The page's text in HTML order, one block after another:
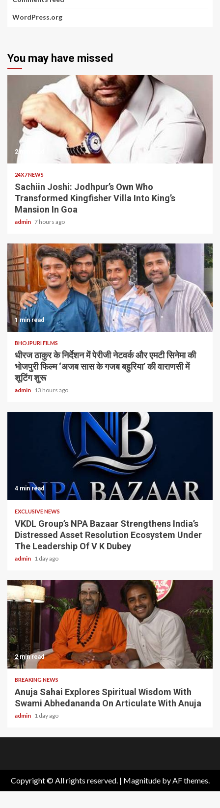
WordPress.org
You may have missed
2 min read
24X7 NEWS
Sachiin Joshi: Jodhpur’s Own Who
Transformed Kingfisher Villa Into King’s
Mansion In Goa
admin 7 hours ago
1 min read
BHOJPURI FILMS
धीरज ठाकुर के निर्देशन में पेरीजी नेटवर्क और एमटी सिनेमा की
भोजपुरी फिल्म ‘अजब सास के गजब बहुरिया’ की वाराणसी में
शूटिंग शुरू
admin 13 hours ago
4 min read
EXCLUSIVE NEWS
VKDL Group’s NPA Bazaar Strengthens India’s
Distressed Asset Resolution Ecosystem Under
The Leadership Of V K Dubey
admin 1 day ago
2 min read
BREAKING NEWS
Anuja Sahai Explores Spiritual Wisdom With
Swami Abhedananda On Articulate With Anuja
admin 1 day ago
Copyright © All rights reserved. | Magnitudeby AF themes.